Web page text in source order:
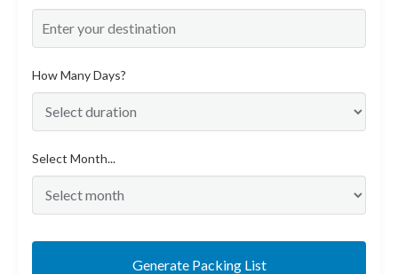
How Many Days?
Select Month...
Generate Packing List